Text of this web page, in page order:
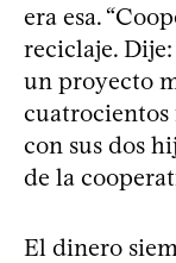
era esa.
reciclaje. Dije:
un proyecto
cuatrocientos
con sus dos
de la
El dinero